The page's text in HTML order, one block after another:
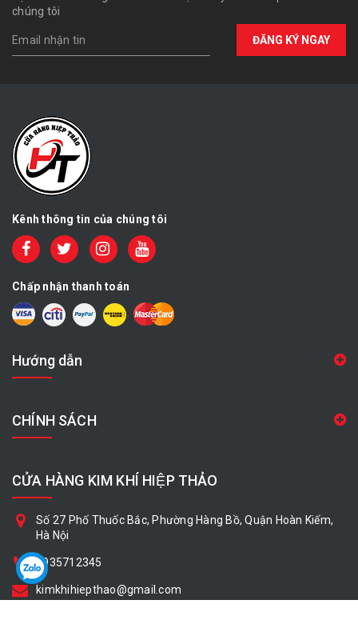
chúng tôi
ĐĂNG KÝ NGAY
Kênh thông tin của chúng tôi
Chấp nhận thanh toán
Hướng dẫn
CHÍNH SÁCH
CỬA HÀNG KIM KHÍ HIỆP THẢO
Số 27 Phố Thuốc Bắc, Phường Hàng Bồ, Quận Hoàn Kiếm,
Hà Nội
0935712345
kimkhihiepthao@gmail.com